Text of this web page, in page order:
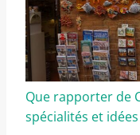
Que rapporter de
spécialités et